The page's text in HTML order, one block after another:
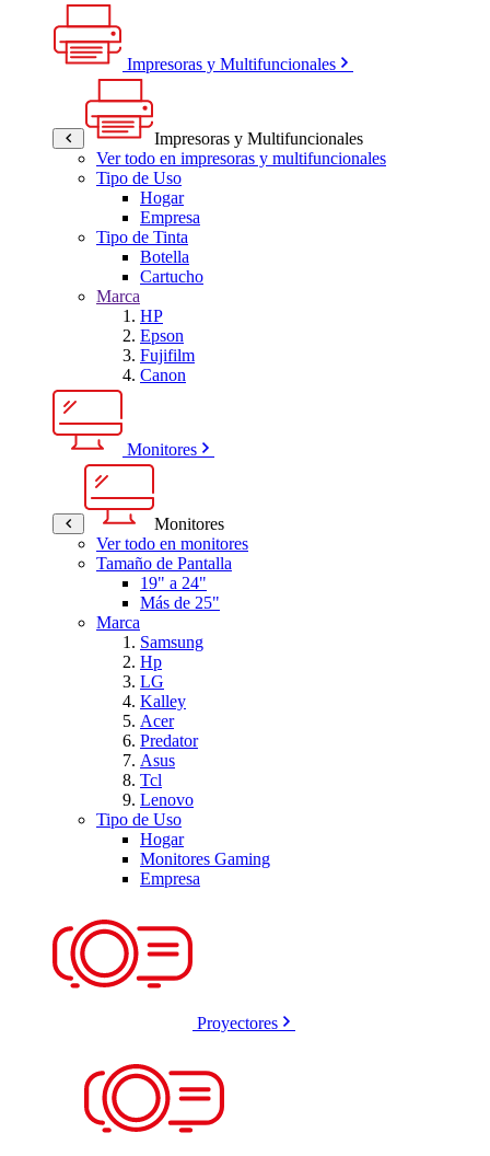
Impresoras y Multifuncionales
Impresoras y Multifuncionales
Ver todo en impresoras y multifuncionales
Tipo de Uso
Hogar
Empresa
Tipo de Tinta
Botella
Cartucho
Marca
HP
Epson
Fujifilm
Canon
Monitores
Monitores
Ver todo en monitores
Tamaño de Pantalla
19" a 24"
Más de 25"
Marca
Samsung
Hp
LG
Kalley
Acer
Predator
Asus
Tcl
Lenovo
Tipo de Uso
Hogar
Monitores Gaming
Empresa
Proyectores